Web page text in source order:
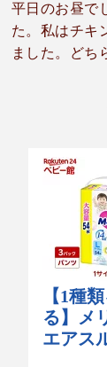
平日のお昼で
た。私はチキ
ました。どち
です✨ごはん